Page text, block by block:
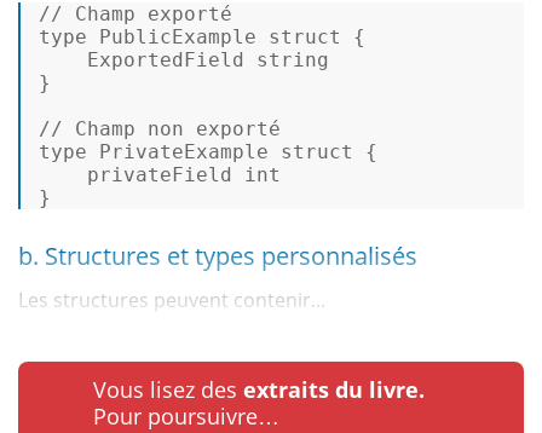
// Champ exporté
type PublicExample struct
{
ExportedField string
}
// Champ non exporté
type PrivateExample struct
{
privateField int
}
b. Structures et types personnalisés
Les structures peuvent contenir...
Vous lisez des extraits du livre.
Pour poursuivre…